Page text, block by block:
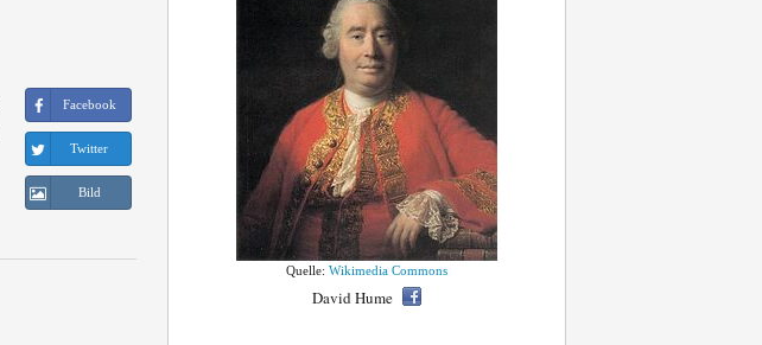
Facebook
Twitter
Bild
Quelle: Wikimedia Commons
David Hume